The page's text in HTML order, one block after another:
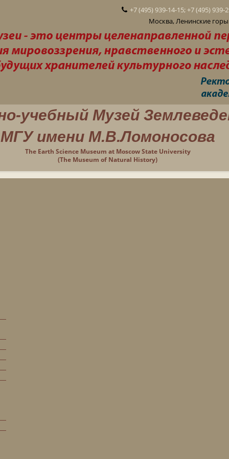
+7 (495) 939-14-15; +7 (495) 939-
Москва, Ленинские
учебный Музей
МГУ имени М.В.Ломоносова
The Earth Science Museum at Moscow State University
(The Museum of Natural History)